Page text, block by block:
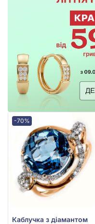
-70%
Каблучка з діамантом